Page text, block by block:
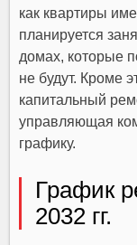
как квартиры
планируется
домах, которые
не будут. Кроме
капитальный
управляющая
графику.
График
2032 гг.